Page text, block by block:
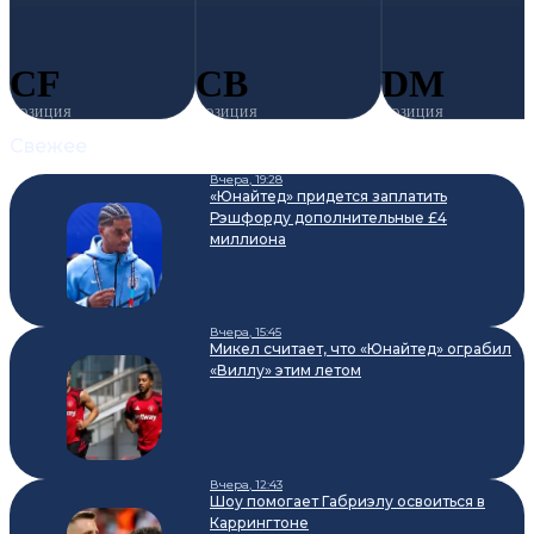
CF
ПОЗИЦИЯ
CB
ПОЗИЦИЯ
DM
ПОЗИЦИЯ
Вчера, 19:28
«Юнайтед» придется заплатить
Рэшфорду дополнительные £4
миллиона
Вчера, 15:45
Микел считает, что «Юнайтед» ограбил
«Виллу» этим летом
Вчера, 12:43
Шоу помогает Габриэлу освоиться в
Каррингтоне